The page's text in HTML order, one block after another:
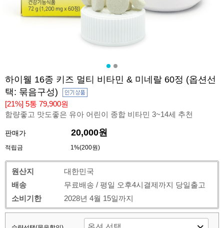
하이웰 16종 키즈 멀티 비타민 & 미네랄 60정 (옵션선
택: 묶음구성)
[21%] 5통 79,900원
함량좋고 맛도좋은 유아 어린이 종합 비타민 3~14세 추천
판매가 20,000원
적립금 1%(200원)
원산지
대한민국
배송
무료배송 / 평일 오후4시결제까지 당일출고
소비기한
2028년 4월 15일까지